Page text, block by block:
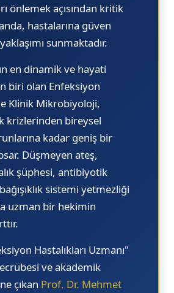
önlemek açısından kritik
hastalarına güven
sunmaktadır.
en dinamik ve hayati
biri olan Enfeksiyon
Klinik Mikrobiyoloji,
krizlerinden bireysel
kadar geniş bir
Düşmeyen ateş,
şüphesi, antibiyotik
sistemi yetmezliği
uzman bir hekimin
Hastalıkları Uzmanı"
ve akademik
çıkan Prof. Dr. Mehmet